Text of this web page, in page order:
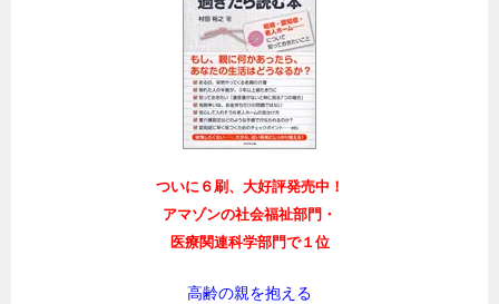
ついに６刷、大好評発売中！
アマゾンの社会福祉部門・
医療関連科学部門で１位
高齢の親を抱える